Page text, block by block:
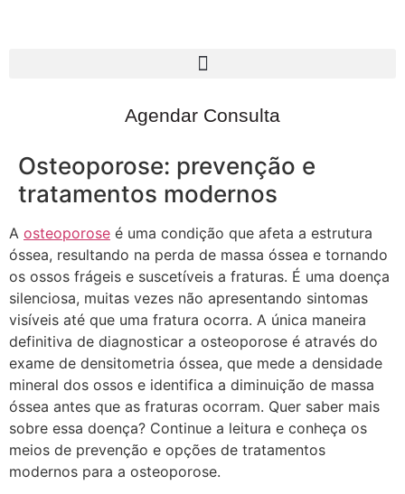
Agendar Consulta
Osteoporose: prevenção e
tratamentos modernos
A osteoporose é uma condição que afeta a estrutura
óssea, resultando na perda de massa óssea e tornando
os ossos frágeis e suscetíveis a fraturas. É uma doença
silenciosa, muitas vezes não apresentando sintomas
visíveis até que uma fratura ocorra. A única maneira
definitiva de diagnosticar a osteoporose é através do
exame de densitometria óssea, que mede a densidade
mineral dos ossos e identifica a diminuição de massa
óssea antes que as fraturas ocorram. Quer saber mais
sobre essa doença? Continue a leitura e conheça os
meios de prevenção e opções de tratamentos
modernos para a osteoporose.